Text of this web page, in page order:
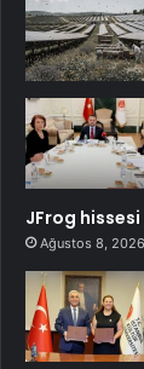
JFrog
Ağustos 8, 2026